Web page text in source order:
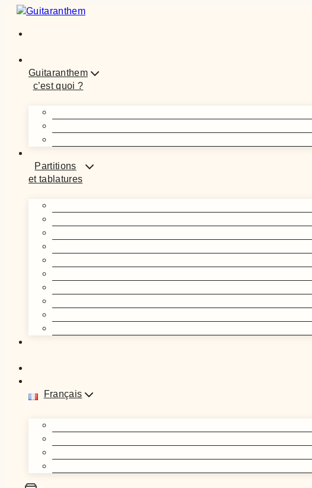
Aller
contenu
Guitaranthem
c’est quoi ?
Partitions
et tablatures
Français